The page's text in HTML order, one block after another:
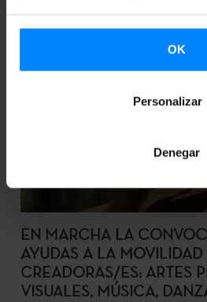
OK
Personalizar
Denegar
EN MARCHA LA
AYUDAS A LA MOVILIDAD
CREADORAS/ES: ARTES
VISUALES, MÚSICA,